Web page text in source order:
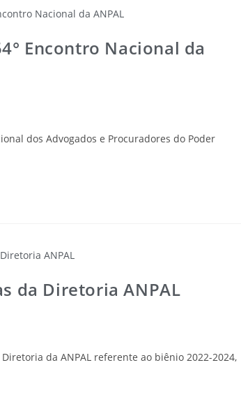
Encontro Nacional da
dos Advogados e Procuradores do Poder
da Diretoria ANPAL
da ANPAL referente ao biênio 2022-2024,